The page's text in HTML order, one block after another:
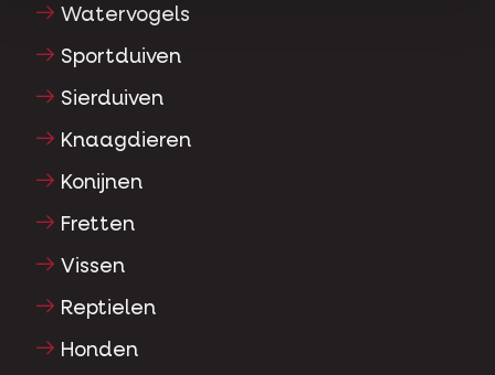
Watervogels
Sportduiven
Sierduiven
Knaagdieren
Konijnen
Fretten
Vissen
Reptielen
Honden